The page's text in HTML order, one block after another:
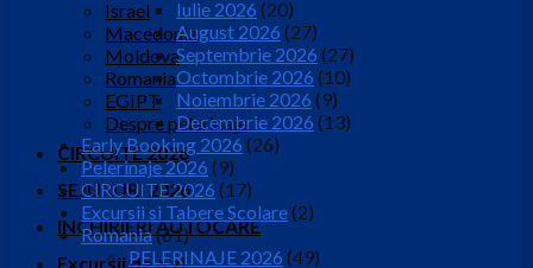
Israel
Macedonia
Moldova
Romania
EGIPT
Despre pelerinaje
CIRCUITE 2026
SEJURURI 2026
INCHIRIERI AUTOCARE
Excursii de o zi
Iulie 2026 (20)
August 2026 (27)
Septembrie 2026 (27)
Octombrie 2026 (10)
Noiembrie 2026 (9)
Decembrie 2026 (13)
Early Booking 2026 (26)
Pelerinaje 2026 (9)
CIRCUITE 2026 (17)
Excursii si Tabere Scolare(2)
Romania(61)
PELERINAJE 2026 (49)